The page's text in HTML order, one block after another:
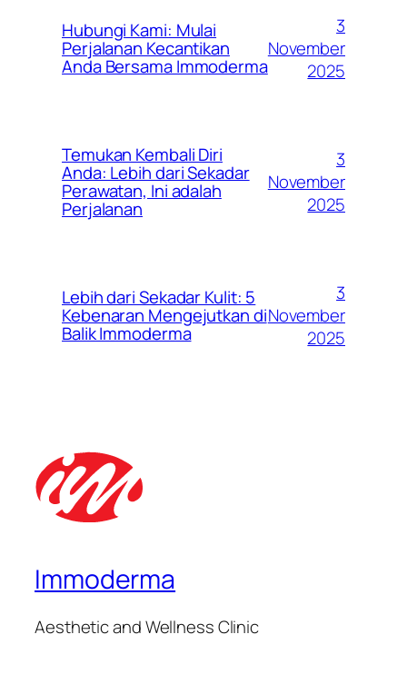
Hubungi Kami: Mulai
Perjalanan Kecantikan
Anda Bersama Immoderma
3
November
2025
Temukan Kembali Diri
Anda: Lebih dari Sekadar
Perawatan, Ini adalah
Perjalanan
3
November
2025
Lebih dari Sekadar Kulit: 5
Kebenaran Mengejutkan di
Balik Immoderma
3
November
2025
Immoderma
Aesthetic and Wellness Clinic